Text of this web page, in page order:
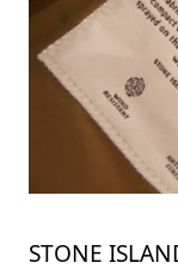
STONE